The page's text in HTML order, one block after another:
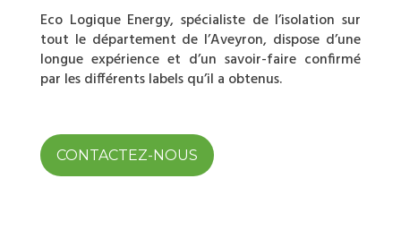
Eco Logique Energy, spécialiste de l’isolation sur
tout le département de l’Aveyron, dispose d’une
longue expérience et d’un savoir-faire confirmé
par les différents labels qu’il a obtenus.
CONTACTEZ-NOUS